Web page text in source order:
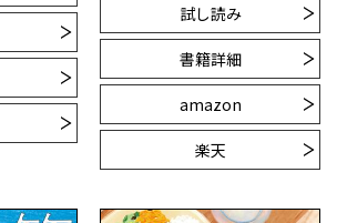
試し読み
書籍詳細
amazon
楽天